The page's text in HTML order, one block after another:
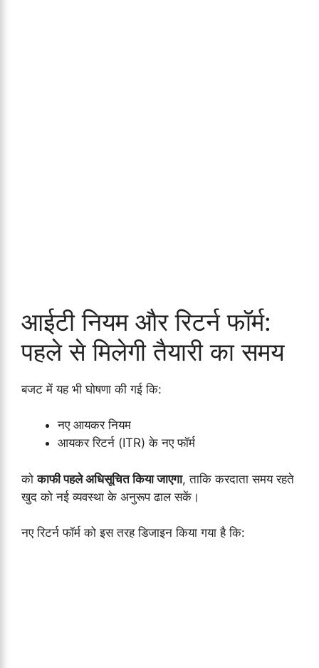
आईटी नियम और रिटर्न फॉर्म:
पहले से मिलेगी तैयारी का समय
बजट में यह भी घोषणा की गई कि:
नए आयकर नियम
आयकर रिटर्न (ITR) के नए फॉर्म
कोकाफी पहले अधिसूचित किया जाएगा, ताकि करदाता समय रहते
खुद को नई व्यवस्था के अनुरूप ढाल सकें।
नए रिटर्न फॉर्म को इस तरह डिजाइन किया गया है कि: